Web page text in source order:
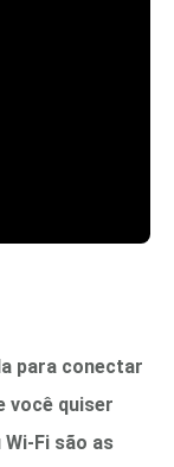
para conectar
você quiser
Fi são as